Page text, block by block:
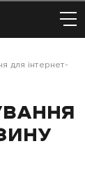
для інтернет-